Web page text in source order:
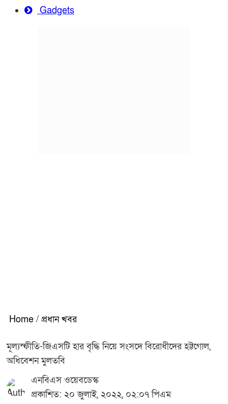
Gadgets
Home / প্রধান খবর
মূল্যস্ফীতি-জিএসটি হার বৃদ্ধি নিয়ে সংসদে বিরোধীদের হট্টগোল,
অধিবেশন মুলতবি
এনবিএস ওয়েবডেস্ক
প্রকাশিত: ২০ জুলাই, ২০২২, ০২:০৭ পিএম